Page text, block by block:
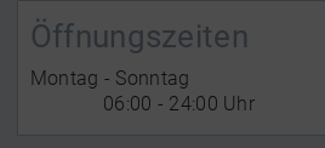
Öffnungszeiten
Montag - Sonntag
06:00 - 24:00 Uhr